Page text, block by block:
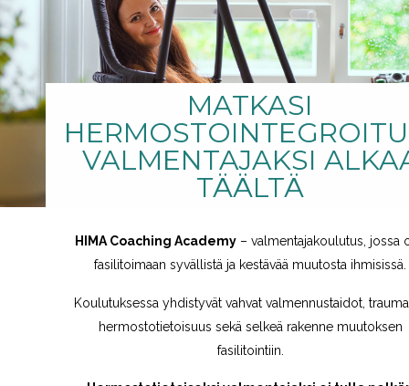
MATKASI
VALMENTAJAKSI
TÄÄLTÄ
HIMA Coaching Academy– valmentajakoulutus, jossa
fasilitoimaan syvällistä ja kestävää muutosta ihmisissä.
Koulutuksessa yhdistyvät vahvat valmennustaidot,
hermostotietoisuus sekä selkeä rakenne muutoksen
fasilitointiin.